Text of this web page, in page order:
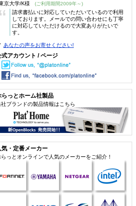
京大学/K様 (ご利用期間2009年～)
“
請求書払いに対応していただいているので利用
しております。メールでの問い合わせにも丁寧
に対応していただけるので大変ありがたいで
す。
あなたの声をお寄せください!
式アカウント / ページ
らっとホーム社製品
社ブランドの製品情報はこちら
気・定番メーカー
らっとオンラインで人気のメーカーをご紹介！